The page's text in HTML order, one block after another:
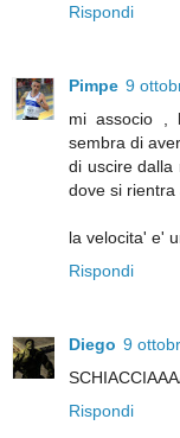
Rispondi
Pimpe 9
mi associo ,
sembra di
di uscire dalla
dove si rientra
la velocita' e'
Rispondi
Diego 9
Rispondi